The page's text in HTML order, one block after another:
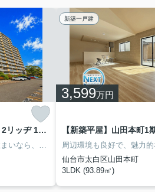
ダイアシティ2000茂庭Ｂ2リッヂ 1202
新築一戸建
3,599万円
【新築平屋】山田本町1
仙台市太白区山田本町
3LDK (93.89㎡)